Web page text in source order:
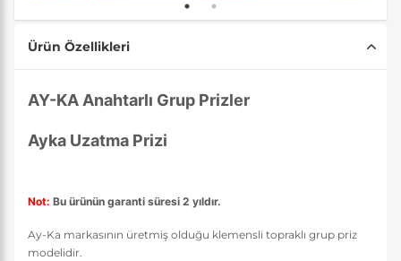
Ürün Özellikleri
AY-KA Anahtarlı Grup Prizler
Ayka Uzatma Prizi
Not: Bu ürünün garanti süresi 2 yıldır.
Ay-Ka markasının üretmiş olduğu klemensli topraklı grup priz
modelidir.